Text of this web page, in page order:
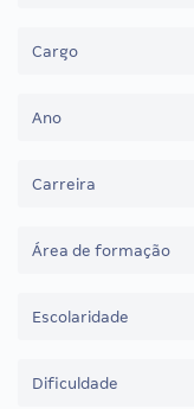
Cargo
Ano
Carreira
Área de formação
Escolaridade
Dificuldade